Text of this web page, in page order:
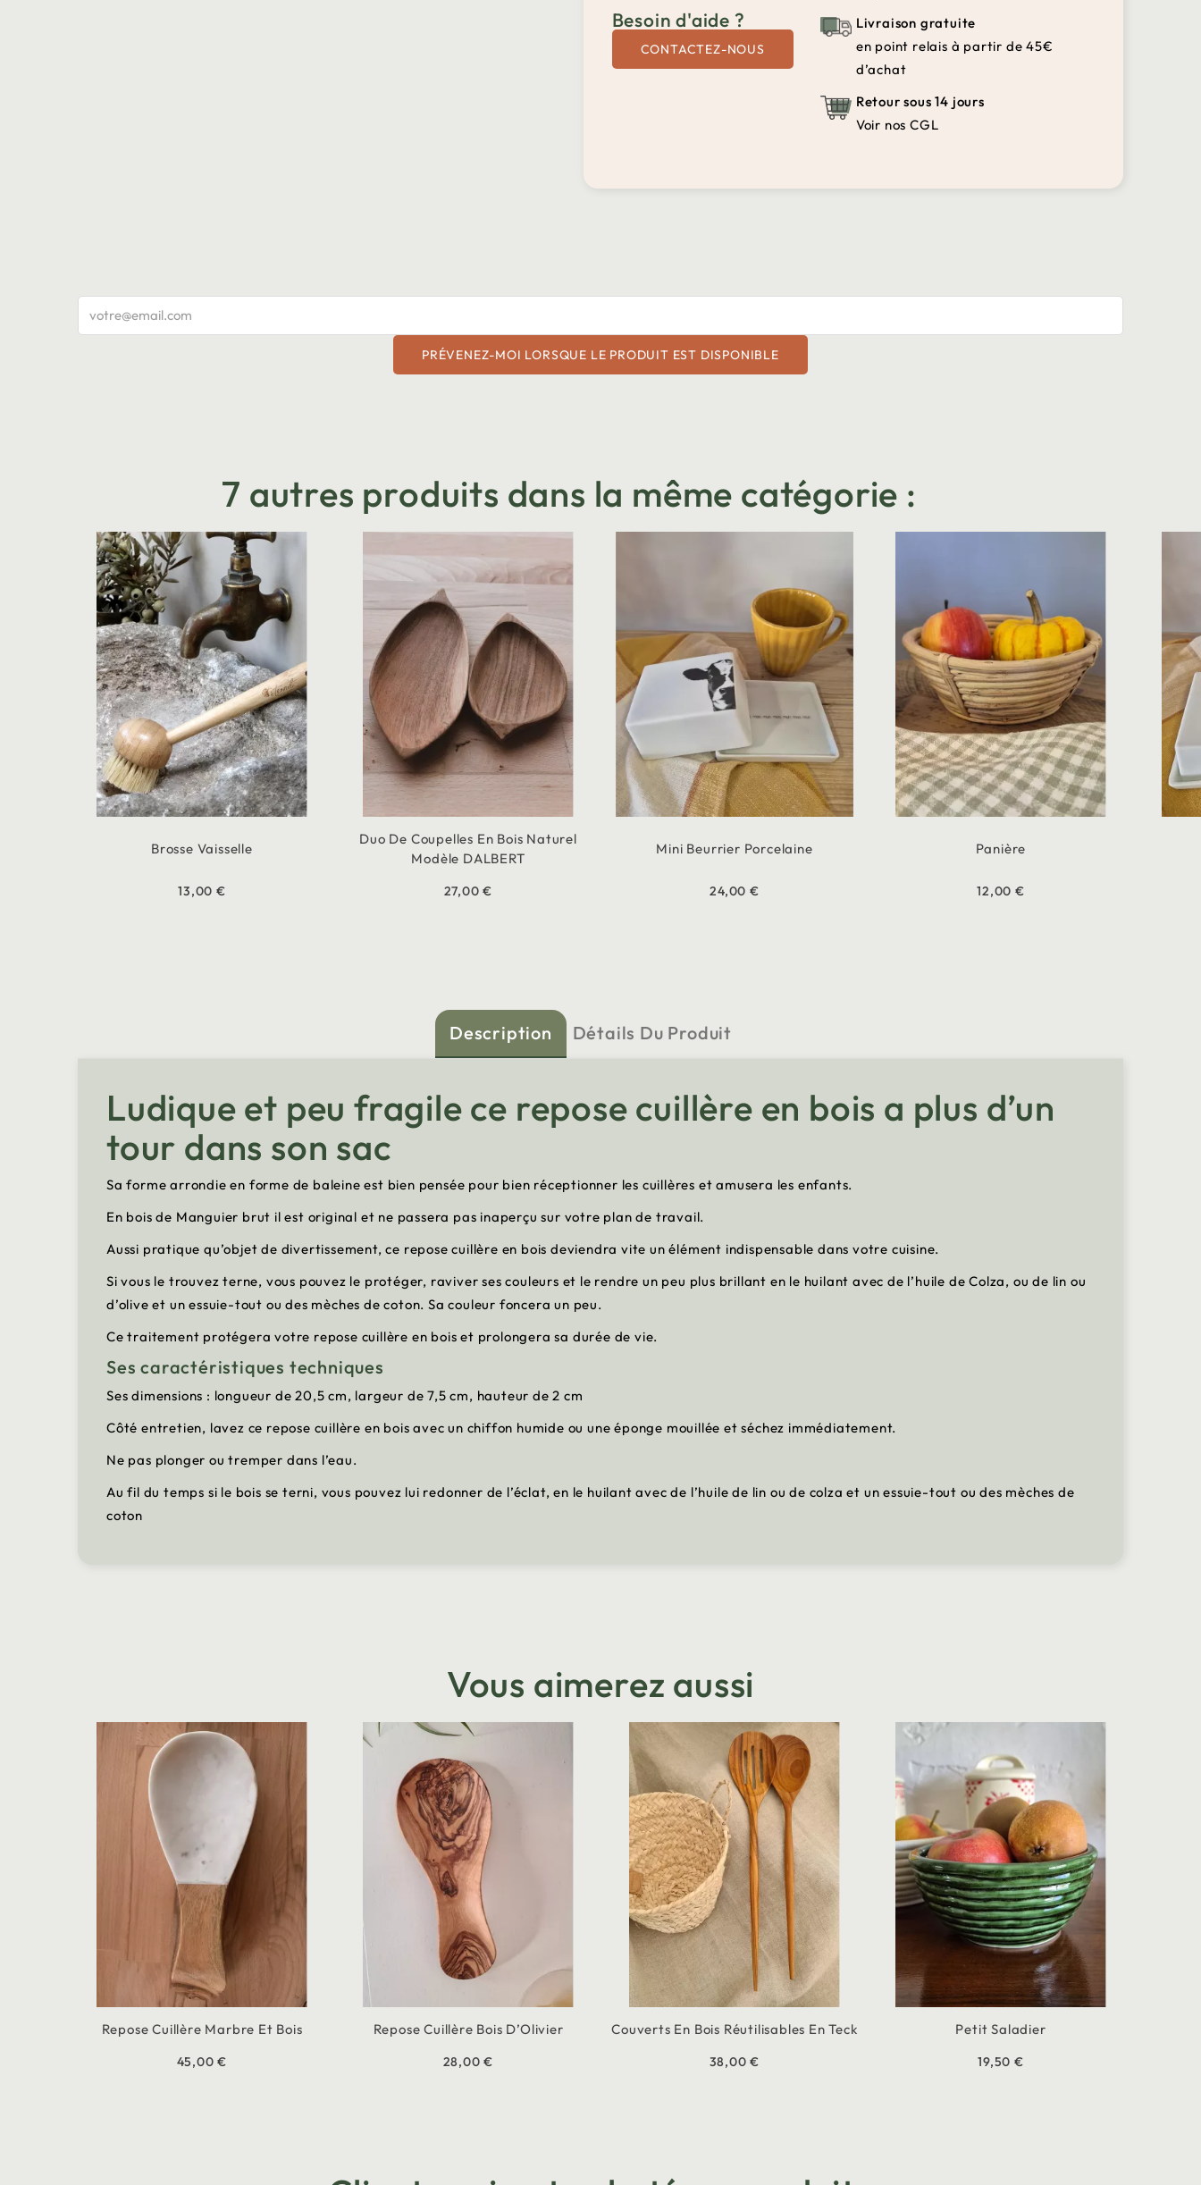
Besoin d'aide ?
CONTACTEZ-NOUS
Livraison gratuite
en point relais à partir de 45€
d’achat
Retour sous 14 jours
Voir nos CGL
PRÉVENEZ-MOI LORSQUE LE PRODUIT EST DISPONIBLE
7 autres produits dans la même catégorie :
Brosse Vaisselle
13,00 €
Duo De Coupelles En Bois Naturel
Modèle DALBERT
27,00 €
Mini Beurrier Porcelaine
24,00 €
Panière
12,00 €
Description Détails Du Produit
Ludique et peu fragile ce repose cuillère en bois a plus d’un
tour dans son sac
Sa forme arrondie en forme de baleine est bien pensée pour bien réceptionner les cuillères et amusera les enfants.
En bois de Manguier brut il est original et ne passera pas inaperçu sur votre plan de travail.
Aussi pratique qu’objet de divertissement, ce repose cuillère en bois deviendra vite un élément indispensable dans votre cuisine.
Si vous le trouvez terne, vous pouvez le protéger, raviver ses couleurs et le rendre un peu plus brillant en le huilant avec de l’huile de Colza, ou de lin ou
d’olive et un essuie-tout ou des mèches de coton. Sa couleur foncera un peu.
Ce traitement protégera votre repose cuillère en bois et prolongera sa durée de vie.
Ses caractéristiques techniques
Ses dimensions : longueur de 20,5 cm, largeur de 7,5 cm, hauteur de 2 cm
Côté entretien, lavez ce repose cuillère en bois avec un chiffon humide ou une éponge mouillée et séchez immédiatement.
Ne pas plonger ou tremper dans l’eau.
Au fil du temps si le bois se terni, vous pouvez lui redonner de l’éclat, en le huilant avec de l’huile de lin ou de colza et un essuie-tout ou des mèches de
coton
Vous aimerez aussi
Repose Cuillère Marbre Et Bois
45,00 €
Repose Cuillère Bois D’Olivier
28,00 €
Couverts En Bois Réutilisables En Teck
38,00 €
Petit Saladier
19,50 €